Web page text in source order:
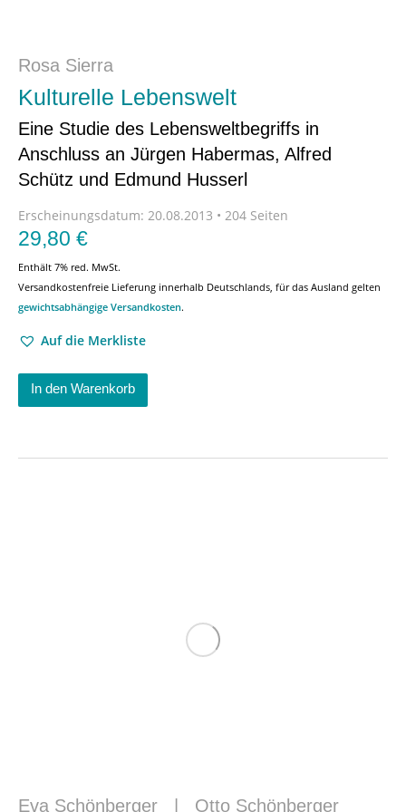
Rosa Sierra
Kulturelle Lebenswelt
Eine Studie des Lebensweltbegriffs in
Anschluss an Jürgen Habermas, Alfred
Schütz und Edmund Husserl
Erscheinungsdatum: 20.08.2013 • 204 Seiten
29,80 €
Enthält 7% red. MwSt.
Versandkostenfreie Lieferung innerhalb Deutschlands, für das Ausland gelten
gewichtsabhängige Versandkosten.
Auf die Merkliste
In den Warenkorb
Eva Schönberger Otto Schönberger